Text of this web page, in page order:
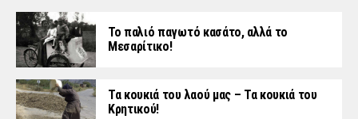
Το παλιό παγωτό κασάτο, αλλά το
Μεσαρίτικο!
Τα κουκιά του λαού μας – Τα κουκιά του
Κρητικού!